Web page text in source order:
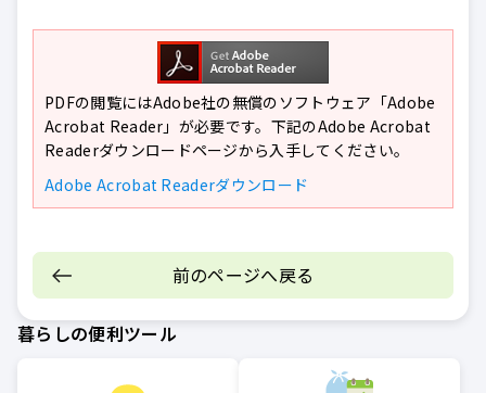
PDFの閲覧にはAdobe社の無償のソフトウェア「Adobe
Acrobat Reader」が必要です。下記のAdobe Acrobat
Readerダウンロードページから入手してください。
Adobe Acrobat Readerダウンロード
前のページへ戻る
暮らしの便利ツール